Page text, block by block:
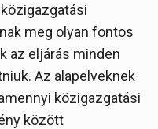
meg olyan fontos
az eljárás minden
Az alapelveknek
közigazgatási
között